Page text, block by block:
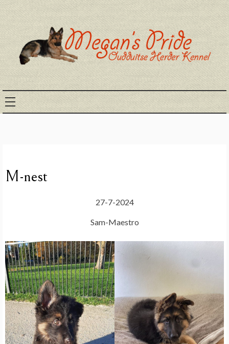
Ga
naar
de
inhoud
Megans pride
M-nest
27-7-2024
Sam-Maestro